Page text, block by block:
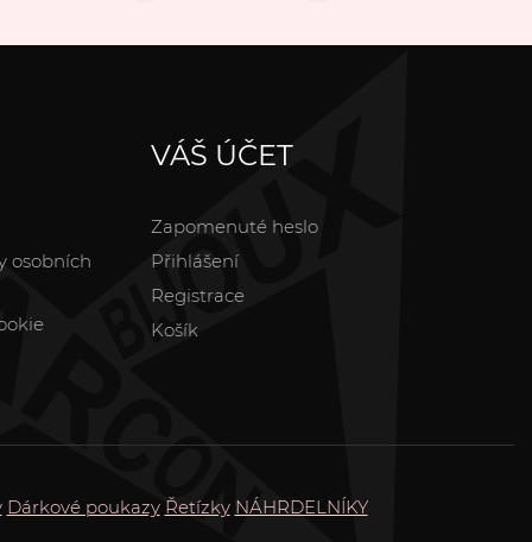
osobních
VÁŠ ÚČET
Zapomenuté heslo
Přihlášení
Registrace
Košík
Dárkové poukazy Řetízky NÁHRDELNÍKY